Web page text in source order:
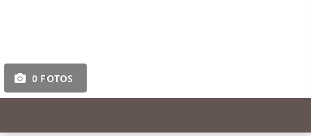
0 FOTOS